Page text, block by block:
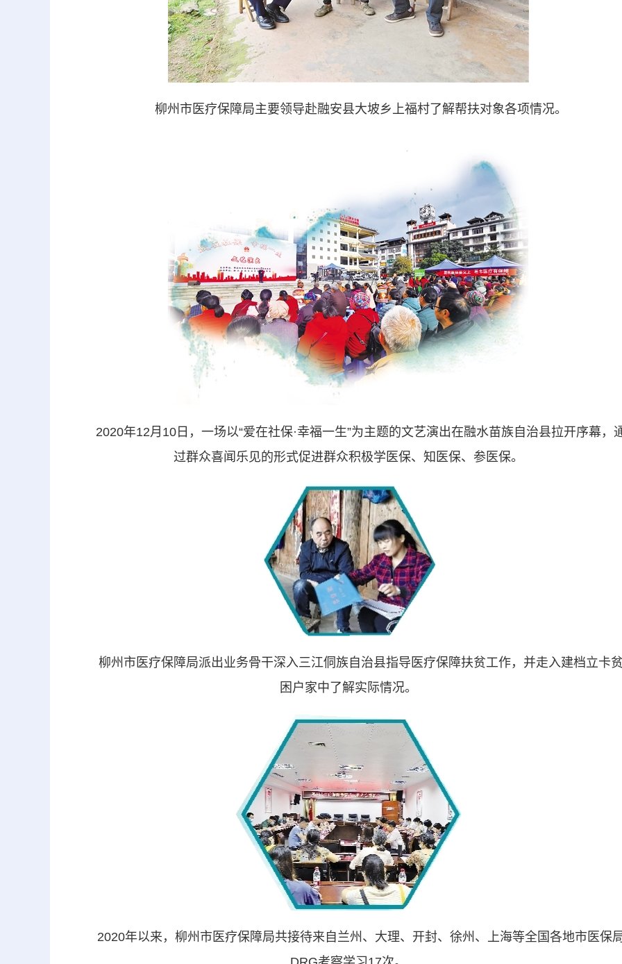
柳州市医疗保障局主要领导赴融安县大坡乡上福村了解帮扶对象各项情况。
2020年12月10日，一场以“爱在社保·幸福一生”为主题的文艺演出在融水苗族自治县拉开序幕，
过群众喜闻乐见的形式促进群众积极学医保、知医保、参医保。
柳州市医疗保障局派出业务骨干深入三江侗族自治县指导医疗保障扶贫工作，并走入建档立卡
困户家中了解实际情况。
2020年以来，柳州市医疗保障局共接待来自兰州、大理、开封、徐州、上海等全国各地市医保